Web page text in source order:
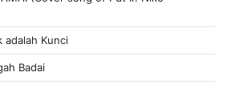
adalah Kunci
Badai